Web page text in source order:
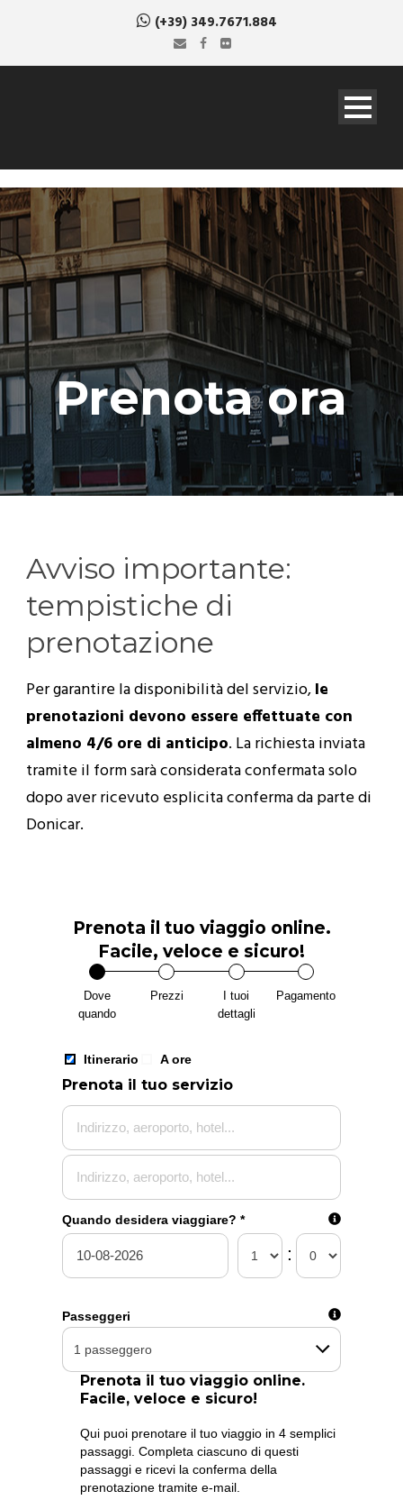
(+39) 349.7671.884
Prenota ora
Avviso importante:
tempistiche di
prenotazione
Per garantire la disponibilità del servizio,le
prenotazioni devono essere effettuate con
almeno 4/6 ore di anticipo. La richiesta inviata
tramite il form sarà considerata confermata solo
dopo aver ricevuto esplicita conferma da parte di
Donicar.
Prenota il tuo viaggio online.
Facile, veloce e sicuro!
Dove
quando
Prezzi
I tuoi
dettagli
Pagamento
Itinerario A ore
Prenota il tuo servizio
Quando desidera viaggiare? *
14 :
Passeggeri
Prenota il tuo viaggio online.
Facile, veloce e sicuro!
Qui puoi prenotare il tuo viaggio in 4 semplici
passaggi. Completa ciascuno di questi
passaggi e ricevi la conferma della
prenotazione tramite e-mail.